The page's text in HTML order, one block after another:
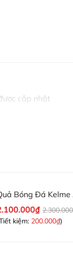
cập nhật
Bóng Đá
kiệm: 200.000₫)